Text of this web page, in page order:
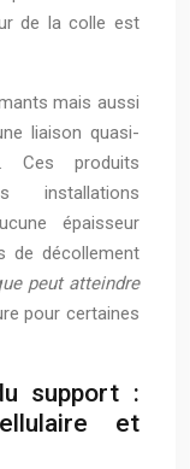
de la colle est
mais aussi
liaison quasi-
Ces produits
installations
épaisseur
de décollement
peut atteindre
pour certaines
support :
et